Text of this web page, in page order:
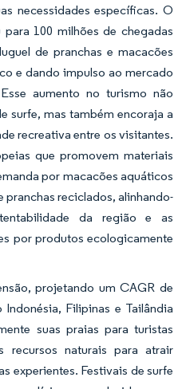
necessidades específicas. O
100 milhões de chegadas
de pranchas e macacões
e dando impulso ao mercado
aumento no turismo não
surfe, mas também encoraja a
recreativa entre os visitantes.
que promovem materiais
por macacões aquáticos
pranchas reciclados, alinhando-
da região e as
por produtos ecologicamente
projetando um CAGR de
Filipinas e Tailândia
suas praias para turistas
recursos naturais para atrair
experientes. Festivais de surfe